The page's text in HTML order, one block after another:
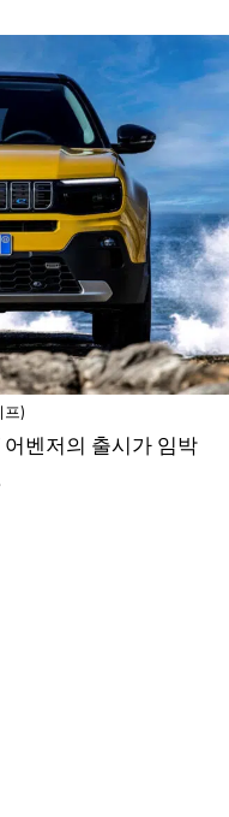
프)
벤저의 출시가 임박